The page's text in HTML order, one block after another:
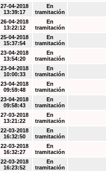
27-04-2018
13:39:17
En
tramitación
26-04-2018
13:22:12
En
tramitación
25-04-2018
15:37:54
En
tramitación
23-04-2018
13:54:20
En
tramitación
23-04-2018
10:00:33
En
tramitación
23-04-2018
09:59:48
En
tramitación
23-04-2018
09:58:43
En
tramitación
27-03-2018
13:21:22
En
tramitación
22-03-2018
16:32:50
En
tramitación
22-03-2018
16:32:27
En
tramitación
22-03-2018
16:23:52
En
tramitación